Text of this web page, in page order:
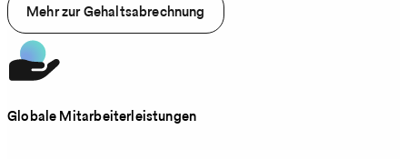
Mehr zur Gehaltsabrechnung
Globale Mitarbeiterleistungen